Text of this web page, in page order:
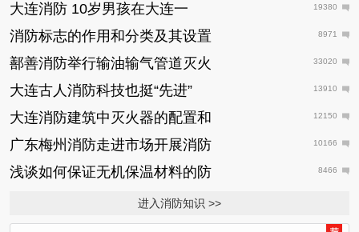
大连消防 10岁男孩在大连一 19380
消防标志的作用和分类及其设置 8971
鄯善消防举行输油输气管道灭火 33020
大连古人消防科技也挺“先进” 13910
大连消防建筑中灭火器的配置和 12150
广东梅州消防走进市场开展消防 10166
浅谈如何保证无机保温材料的防 8466
进入消防知识 >>